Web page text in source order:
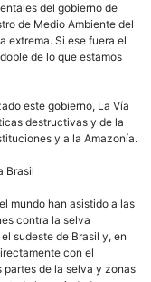
del gobierno de
de Medio Ambiente del
extrema. Si ese fuera el
de lo que estamos
este gobierno, La Vía
destructivas y de la
y a la Amazonía.
Brasil
mundo han asistido a las
contra la selva
sudeste de Brasil y, en
con el
de la selva y zonas